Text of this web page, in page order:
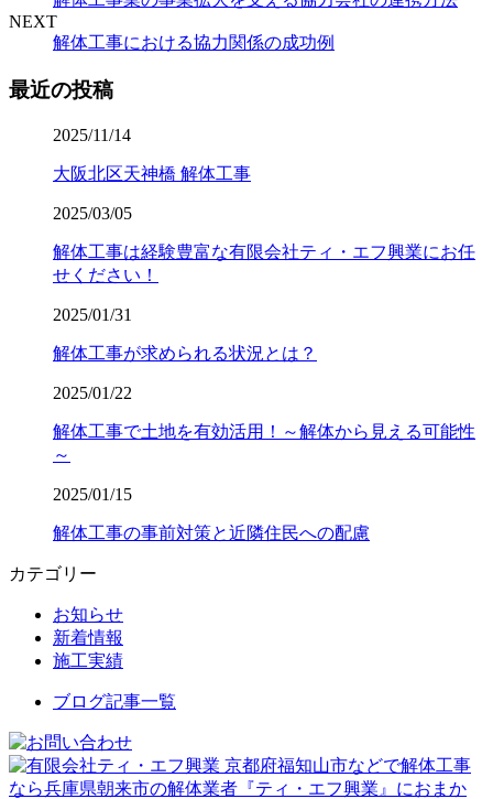
NEXT
解体工事における協力関係の成功例
最近の投稿
2025/11/14
大阪北区天神橋 解体工事
2025/03/05
解体工事は経験豊富な有限会社ティ・エフ興業にお任
せください！
2025/01/31
解体工事が求められる状況とは？
2025/01/22
解体工事で土地を有効活用！～解体から見える可能性
～
2025/01/15
解体工事の事前対策と近隣住民への配慮
カテゴリー
お知らせ
新着情報
施工実績
ブログ記事一覧
京都府福知山市などで解体工事
なら兵庫県朝来市の解体業者『ティ・エフ興業』におまか